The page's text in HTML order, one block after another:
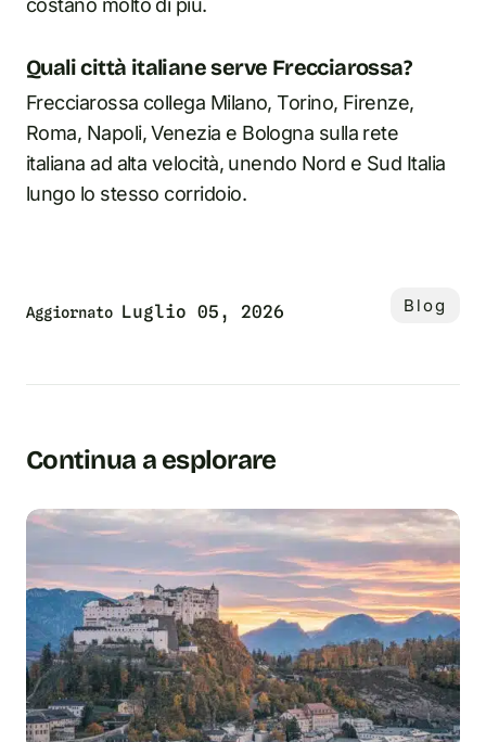
costano molto di più.
Quali città italiane serve Frecciarossa?
Frecciarossa collega Milano, Torino, Firenze,
Roma, Napoli, Venezia e Bologna sulla rete
italiana ad alta velocità, unendo Nord e Sud Italia
lungo lo stesso corridoio.
Aggiornato Luglio 05, 2026 Blog
Continua a esplorare